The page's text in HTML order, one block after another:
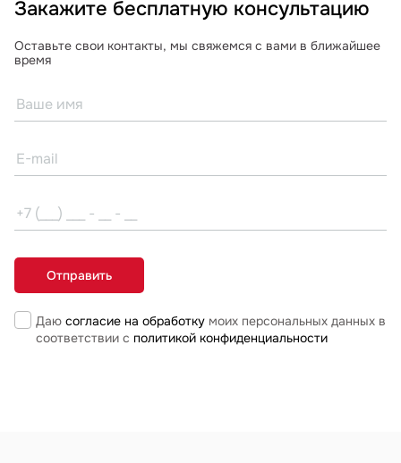
Закажите бесплатную консультацию
Оставьте свои контакты, мы свяжемся с вами в ближайшее
время
Даю согласие на обработкумоих персональных данных в
соответствии с политикой конфиденциальности